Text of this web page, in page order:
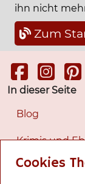
ihn nicht
Zum
In dieser Seite
Blog
Krimis und
Fantasy und
Cookies